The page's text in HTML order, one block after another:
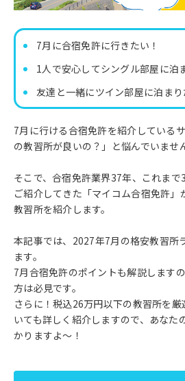
7月に合宿免許に行きたい！
1人で安心してシングル部屋に
友達と一緒にツイン部屋に泊まり
7月に行ける合宿免許を紹介している
の教習所が良いの？」と悩んでいませ
そこで、合宿免許業界37年、これま
ご紹介してきた「マイコム合宿免許」
教習所を紹介します。
本記事では、2027年7月の格安教習所
ます。
7月合宿免許のポイントも解説します
方は必見です。
さらに！税込26万円以下の教習所を
いても詳しく紹介しますので、あなた
かりますよ〜！